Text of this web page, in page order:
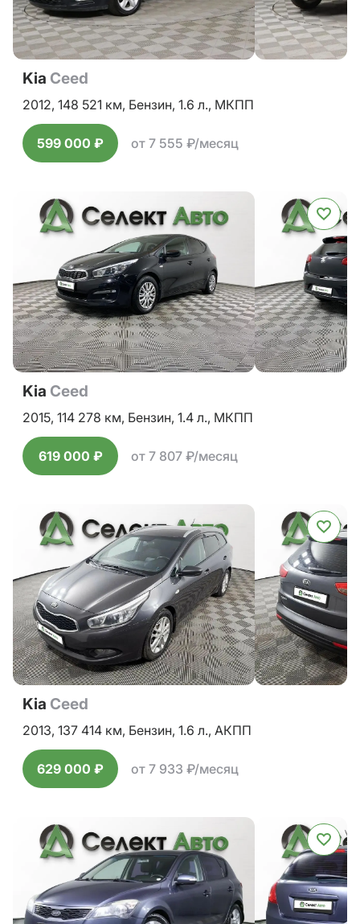
Kia Ceed
2012, 148 521 км, Бензин, 1.6 л., МКПП
599 000 ₽ от 7 555 ₽/месяц
Kia Ceed
2015, 114 278 км, Бензин, 1.4 л., МКПП
619 000 ₽ от 7 807 ₽/месяц
Kia Ceed
2013, 137 414 км, Бензин, 1.6 л., АКПП
629 000 ₽ от 7 933 ₽/месяц